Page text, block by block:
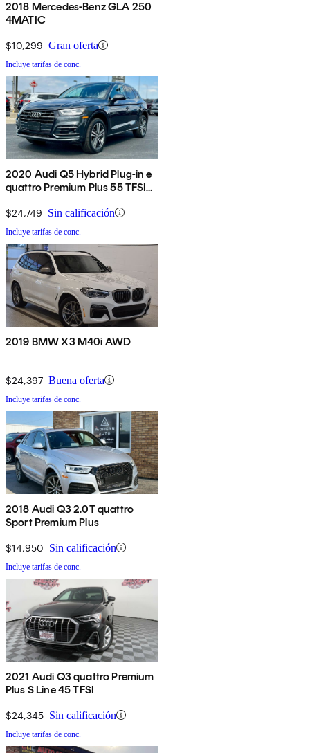
2018 Mercedes-Benz GLA 250
4MATIC
$10,299 Gran oferta
Incluye tarifas de conc.
2020 Audi Q5 Hybrid Plug-in e
quattro Premium Plus 55 TFSI
$24,749 Sin calificación
Incluye tarifas de conc.
2019 BMW X3 M40i AWD
$24,397 Buena oferta
Incluye tarifas de conc.
2018 Audi Q3 2.0T quattro
Sport Premium Plus
$14,950 Sin calificación
Incluye tarifas de conc.
2021 Audi Q3 quattro Premium
Plus S Line 45 TFSI
$24,345 Sin calificación
Incluye tarifas de conc.